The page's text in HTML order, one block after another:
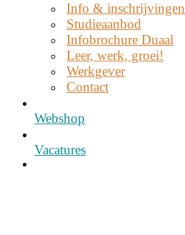
Info & inschrijvingen
Studieaanbod
Infobrochure Duaal
Leer, werk, groei!
Werkgever
Contact
Webshop
Vacatures